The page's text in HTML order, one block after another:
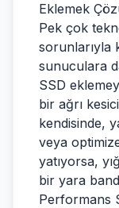
Eklemek
Pek çok
sorunlarıyla
sunuculara
SSD
bir ağrı
kendisinde,
veya
yatıyorsa,
bir yara
Performans